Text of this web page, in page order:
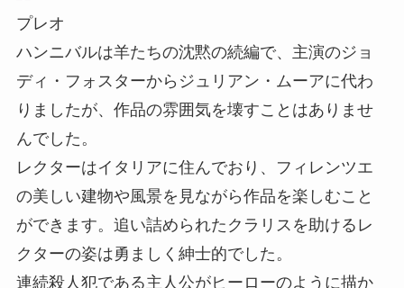
プレオ
ハンニバルは羊たちの沈黙の続編で、主演のジョ
ディ・フォスターからジュリアン・ムーアに代わ
りましたが、作品の雰囲気を壊すことはありませ
んでした。
レクターはイタリアに住んでおり、フィレンツエ
の美しい建物や風景を見ながら作品を楽しむこと
ができます。追い詰められたクラリスを助けるレ
クターの姿は勇ましく紳士的でした。
連続殺人犯である主人公がヒーローのように描か